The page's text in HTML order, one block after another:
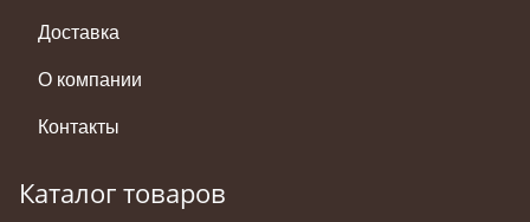
Доставка
О компании
Контакты
Каталог товаров